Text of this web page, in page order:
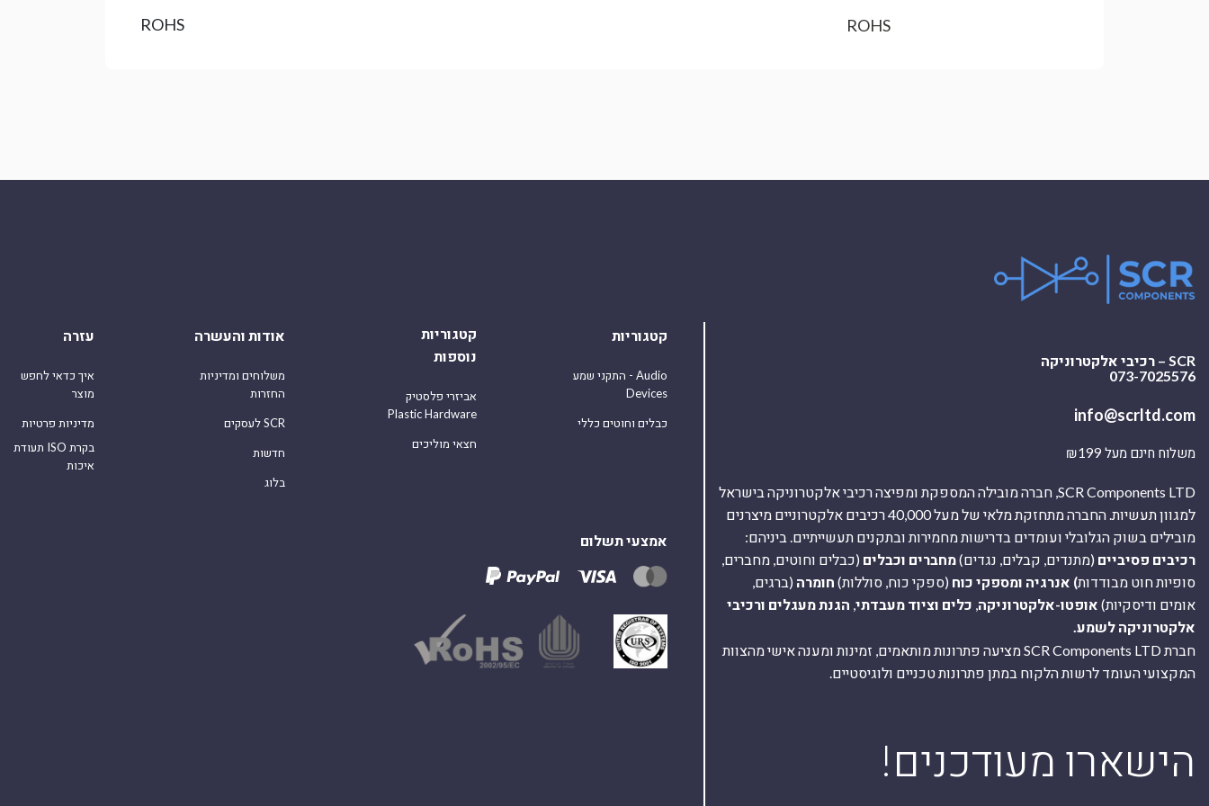
ROHS ROHS
SCR – רכיבי אלקטרוניקה
073-7025576
info@scrltd.com
משלוח חינם מעל ₪199
SCR Components LTD, חברה מובילה המספקת ומפיצה רכיבי אלקטרוניקה בישראל
למגוון תעשיות. החברה מתחזקת מלאי של מעל 40,000 רכיבים אלקטרוניים מיצרנים
מובילים בשוק הגלובלי ועומדים בדרישות מחמירות ובתקנים תעשייתיים. ביניהם:
רכיבים פסיביים (מתנדים, קבלים, נגדים)מחברים וכבלים (כבלים וחוטים, מחברים,
סופיות חוט מבודדות) אנרגיה ומספקי כוח (ספקי כוח, סוללות) חומרה (ברגים,
אומים ודיסקיות) אופטו-אלקטרוניקה כלים וציוד מעבדתי הגנת מעגלים ורכיבי
אלקטרוניקה לשמע.
חברת SCR Components LTD מציעה פתרונות מותאמים, זמינות ומענה אישי מהצוות
המקצועי העומד לרשות הלקוח במתן פתרונות טכניים ולוגיסטיים.
!הישארו מעודכנים
קטגוריות
התקני שמע - Audio
Devices
כבלים וחוטים כללי
קטגוריות
נוספות
אביזרי פלסטיק
Plastic Hardware
חצאי מוליכים
אודות והעשרה
משלוחים ומדיניות
החזרות
לעסקים SCR
חדשות
בלוג
עזרה
איך כדאי לחפש
מוצר
מדיניות פרטיות
תעודת ISO בקרת
איכות
אמצעי תשלום